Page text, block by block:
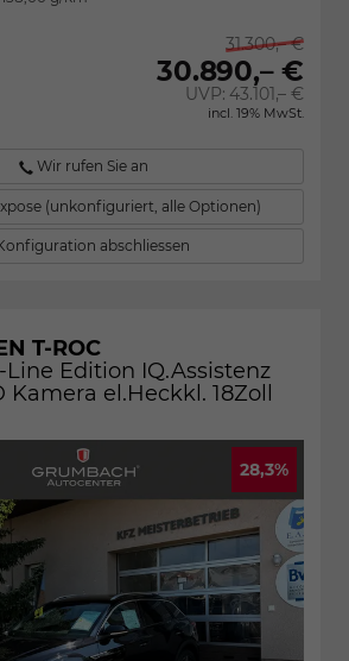
31.300,– €
30.890,– €
UVP: 43.101,– €
incl. 19% MwSt.
Wir rufen Sie an
(unkonfiguriert, alle Optionen)
abschliessen
T-ROC
Line Edition IQ.Assistenz
Kamera el.Heckkl. 18Zoll
28,3%